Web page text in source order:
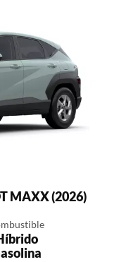
MAXX (2026)